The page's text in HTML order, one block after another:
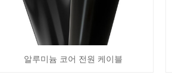
알루미늄 코어 전원 케이블